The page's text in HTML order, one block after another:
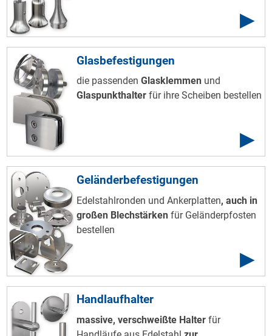
Glasbefestigungen
die passendenGlasklemmen und
Glaspunkthalter für ihre Scheiben bestellen
Geländerbefestigungen
Edelstahlronden und Ankerplatten, auch in
großen Blechstärken für Geländerpfosten
bestellen
Handlaufhalter
massive, verschweißte Halter für